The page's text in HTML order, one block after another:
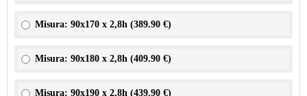
Misura: 90x170 x 2,8h (389.90 €)
Misura: 90x180 x 2,8h (409.90 €)
Misura: 90x190 x 2,8h (439.90 €)